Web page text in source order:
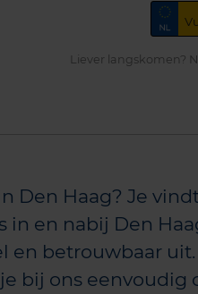
Liever langskomen?
Den Haag? Je
en nabij Den
en betrouwbaar
bij ons eenvoudig